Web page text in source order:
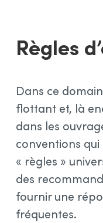
Règles
Dans ce
flottant et, là
dans les
conventions qui
« règles »
des
fournir une
fréquentes.